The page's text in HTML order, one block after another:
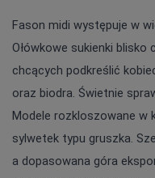
Fason midi występuje w
Ołówkowe sukienki blisko
chcących podkreślić
oraz biodra. Świetnie
Modele rozkloszowane w
sylwetek typu gruszka.
a dopasowana góra